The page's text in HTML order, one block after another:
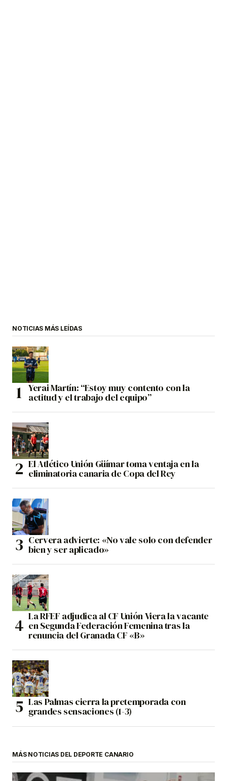
NOTICIAS MÁS LEÍDAS
Yerai Martín: “Estoy muy contento con la
actitud y el trabajo del equipo”
El Atlético Unión Güímar toma ventaja en la
eliminatoria canaria de Copa del Rey
Cervera advierte: «No vale solo con defender
bien y ser aplicado»
La RFEF adjudica al CF Unión Viera la vacante
en Segunda Federación Femenina tras la
renuncia del Granada CF «B»
Las Palmas cierra la pretemporada con
grandes sensaciones (1-3)
MÁS NOTICIAS DEL DEPORTE CANARIO